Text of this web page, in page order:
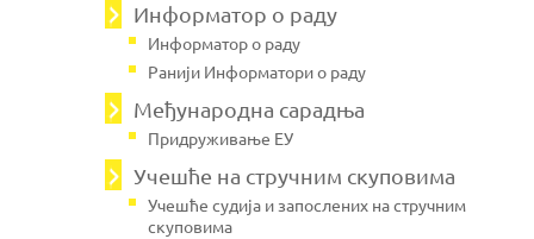
Информатор о раду
Информатор о раду
Ранији Информатори о раду
Међународна сарадња
Придруживање ЕУ
Учешће на стручним скуповима
Учешће судија и запослених на стручним
скуповима